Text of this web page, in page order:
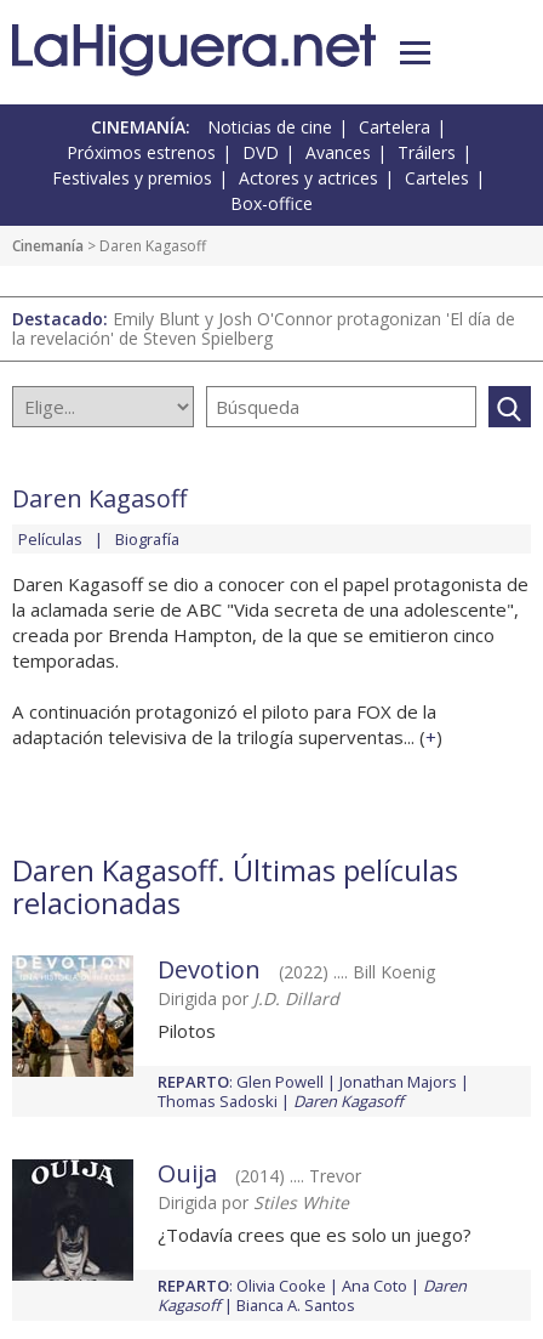
CINEMANÍA: Noticias de cine
Cartelera
Próximos estrenos
DVD Avances
Tráilers
Festivales y premios
Actores y actrices
Carteles
Box-office
Cinemanía > Daren Kagasoff
Destacado: Emily Blunt y Josh O'Connor protagonizan 'El día de
la revelación' de Steven Spielberg
Daren Kagasoff
Películas Biografía
Daren Kagasoff se dio a conocer con el papel protagonista de
la aclamada serie de ABC "Vida secreta de una adolescente",
creada por Brenda Hampton, de la que se emitieron cinco
temporadas.
A continuación protagonizó el piloto para FOX de la
adaptación televisiva de la trilogía superventas... (+)
Daren Kagasoff. Últimas películas
relacionadas
Devotion
(2022) .... Bill Koenig
Dirigida por J.D. Dillard
Pilotos
REPARTO: Glen Powell
Jonathan Majors
Thomas Sadoski
Daren Kagasoff
Ouija
(2014) .... Trevor
Dirigida por Stiles White
¿Todavía crees que es solo un juego?
REPARTO: Olivia Cooke Ana Coto
Daren
Kagasoff
Bianca A. Santos